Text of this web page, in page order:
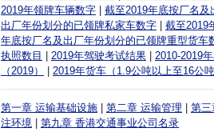
2019年领牌车辆数字
截至2019年底按厂名
出厂年份划分的已领牌私家车数字
截至2019
年底按厂名及出厂年份划分的已领牌重型货车
执照数目
2019年驾驶考试结果 2010-2019
（2019）
2019年货车（1.9公吨以上至16公
第一章 运输基础设施 第二章 运输管理 第三
注环境
第九章 香港交通事业公司名录